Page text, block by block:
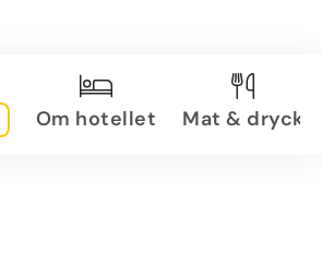
Om hotellet Mat & dryck